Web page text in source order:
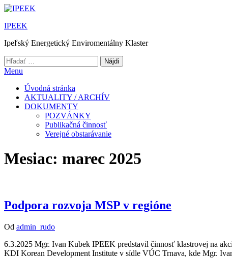
Preskočiť
obsah
IPEEK
Ipeľský Energetický Enviromentálny Klaster
Hľadať:
Menu
Úvodná stránka
AKTUALITY / ARCHÍV
DOKUMENTY
POZVÁNKY
Publikačná činnosť
Verejné obstarávanie
Mesiac: marec 2025
Podpora rozvoja MSP v regióne
Od admin_rudo
6.3.2025 Mgr. Ivan Kubek IPEEK predstavil činnosť klastrovej na
KDI Korean Development Institute v sídle VÚC Trnava, kde Mgr.